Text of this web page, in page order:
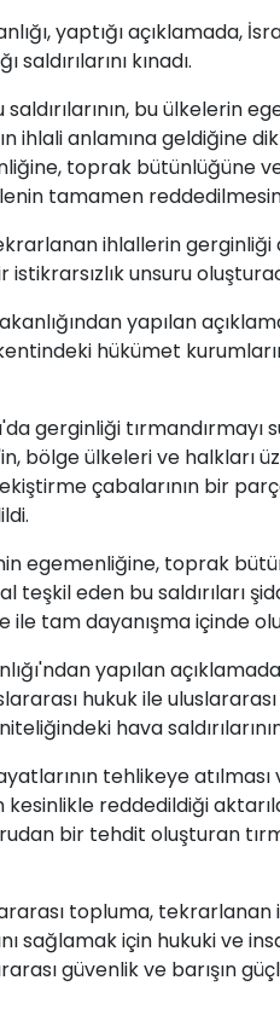
yaptığı açıklamada,
kınadı.
saldırılarının, bu ülkelerin
ihlali anlamına geldiğine
toprak bütünlüğüne
tamamen
ihlallerin
unsuru
yapılan
hükümet
gerginliği tırmandırmayı
bölge ülkeleri ve halkları
çabalarının bir
egemenliğine, toprak
teşkil eden bu saldırıları
ile tam dayanışma içinde
yapılan
hukuk ile
hava
tehlikeye atılması
reddedildiği
bir tehdit oluşturan
topluma,
sağlamak için hukuki ve
güvenlik ve barışın